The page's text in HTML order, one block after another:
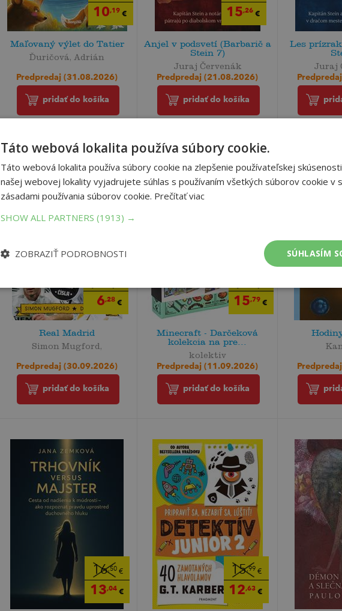
10,19 €
Maľovaný výlet do Tatier
Ďuričová, Adrián
Predpredaj (31.08.2026)
pridať do košíka
15,26 €
Anjel v podsvetí (Barbarič a
Stein 7)
Juraj Červenák
Predpredaj (21.08.2026)
pridať do košíka
Les
Juraj
6,28 €
Real Madrid
Simon Mugford,
Predpredaj (30.09.2026)
pridať do košíka
15,79 €
Minecraft - Darčeková
kolekcia na pre...
kolektiv
Predpredaj (11.09.2026)
pridať do košíka
16,50€
13,04€
15,99 €
12,63 €
Táto webová lokalita používa súbory cookie.
Táto webová lokalita používa súbory cookie na zlepšenie používateľskej
našej webovej lokality vyjadrujete súhlas s používaním všetkých súborov cookie v
zásadami používania súborov cookie. Prečítať viac
SHOW ALL PARTNERS (1913) →
SÚHLASÍM
ZOBRAZIŤ PODROBNOSTI